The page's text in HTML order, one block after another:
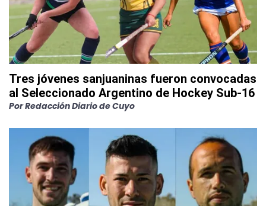
Tres jóvenes sanjuaninas fueron convocadas
al Seleccionado Argentino de Hockey Sub-16
PorRedacción Diario de Cuyo